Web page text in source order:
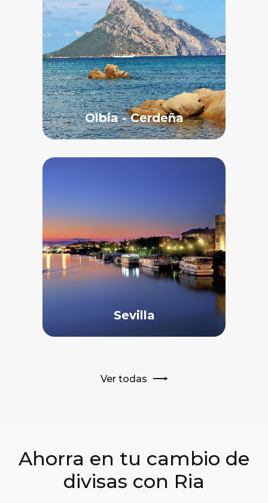
Olbia - Cerdeña
Sevilla
Ver todas
Ahorra en tu cambio de
divisas con Ria